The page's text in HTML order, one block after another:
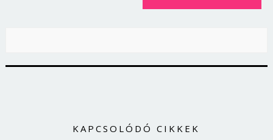
KAPCSOLÓDÓ CIKKEK